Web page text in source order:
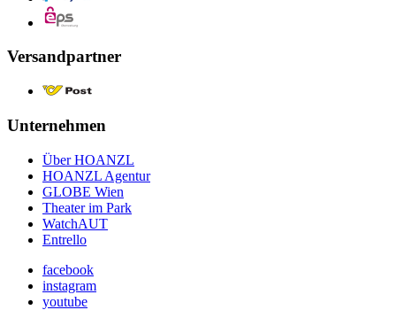
Versandpartner
Unternehmen
Über HOANZL
HOANZL Agentur
GLOBE Wien
Theater im Park
WatchAUT
Entrello
facebook
instagram
youtube